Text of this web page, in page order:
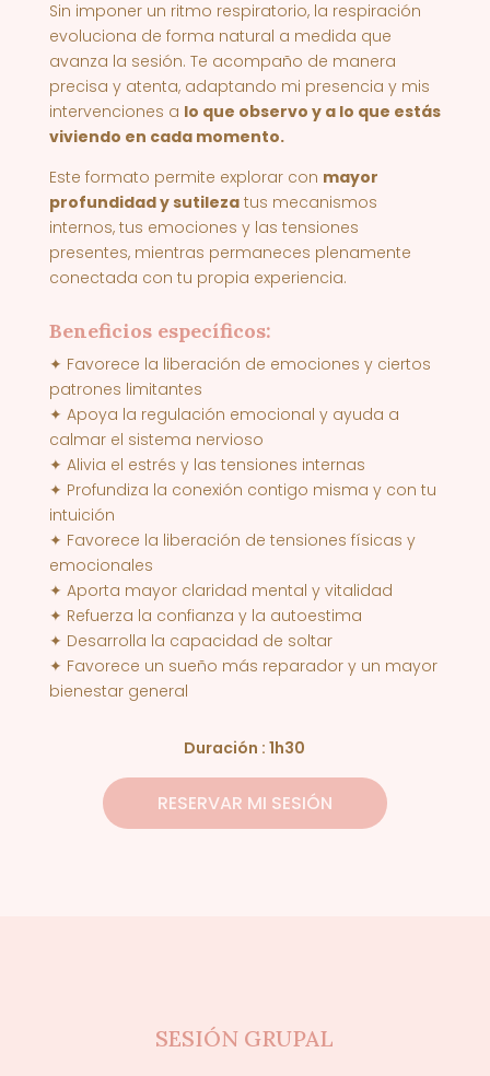
Sin imponer un ritmo respiratorio, la respiración
evoluciona de forma natural a medida que
avanza la sesión. Te acompaño de manera
precisa y atenta, adaptando mi presencia y mis
intervenciones a lo que observo y a lo que estás
viviendo en cada momento.
Este formato permite explorar con mayor
profundidad y sutilezatus mecanismos
internos, tus emociones y las tensiones
presentes, mientras permaneces plenamente
conectada con tu propia experiencia.
Beneficios específicos:
✦ Favorece la liberación de emociones y ciertos
patrones limitantes
✦ Apoya la regulación emocional y ayuda a
calmar el sistema nervioso
✦ Alivia el estrés y las tensiones internas
✦ Profundiza la conexión contigo misma y con tu
intuición
✦ Favorece la liberación de tensiones físicas y
emocionales
✦ Aporta mayor claridad mental y vitalidad
✦ Refuerza la confianza y la autoestima
✦ Desarrolla la capacidad de soltar
✦ Favorece un sueño más reparador y un mayor
bienestar general
Duración : 1h30
RESERVAR MI SESIÓN
SESIÓN GRUPAL